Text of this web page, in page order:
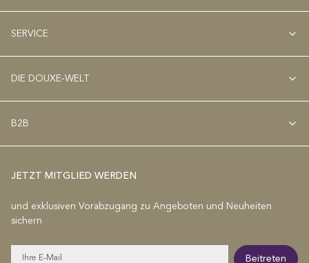
SERVICE
DIE DOUXE-WELT
B2B
JETZT MITGLIED WERDEN
und exklusiven Vorabzugang zu Angeboten und Neuheiten
sichern
Beitreten